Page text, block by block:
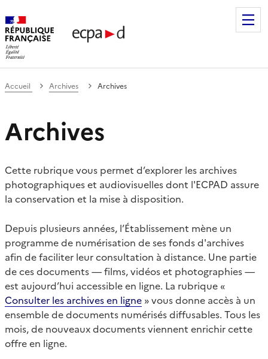
de communication et de production
Accueil Archives Archives
Archives
Cette rubrique vous permet d’explorer les archives
photographiques et audiovisuelles dont l'ECPAD assure
la conservation et la mise à disposition.
Depuis plusieurs années, l’Établissement mène un
programme de numérisation de ses fonds d'archives
afin de faciliter leur consultation à distance. Une partie
de ces documents — films, vidéos et photographies —
est aujourd’hui accessible en ligne. La rubrique «
Consulter les archives en ligne » vous donne accès à un
ensemble de documents numérisés diffusables. Tous les
mois, de nouveaux documents viennent enrichir cette
offre en ligne.